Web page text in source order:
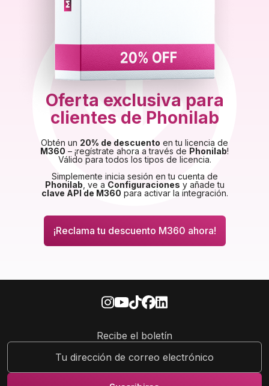
Oferta exclusiva para
clientes de Phonilab
Obtén un 20% de descuento en tu licencia de
M360 – ¡regístrate ahora a través de Phonilab!
Válido para todos los tipos de licencia.
Simplemente inicia sesión en tu cuenta de
Phonilab , ve a Configuraciones y añade tu
clave API de M360 para activar la integración.
¡Reclama tu descuento M360 ahora!
Recibe el boletín